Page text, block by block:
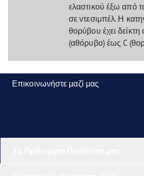
ελαστικού έξω από
σε ντεσιμπέλ. Η
θορύβου έχει δείκτη
(αθόρυβο) έως C
Επικοινωνήστε μαζί μας